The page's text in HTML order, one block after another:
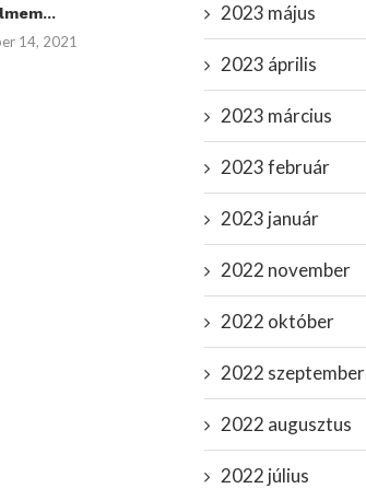
14, 2021
március 23, 2021
2023 május
2023 április
2023 március
2023 február
2023 január
2022 november
2022 október
2022 szeptember
2022 augusztus
2022 július